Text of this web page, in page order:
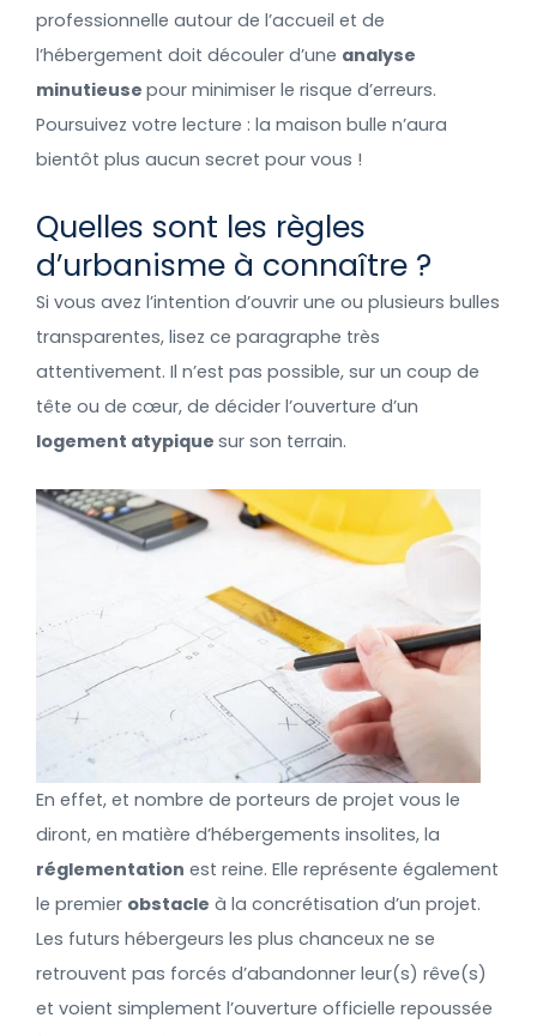
professionnelle autour de l’accueil et de
l’hébergement doit découler d’une analyse
minutieuse pour minimiser le risque d’erreurs.
Poursuivez votre lecture : la maison bulle n’aura
bientôt plus aucun secret pour vous !
Quelles sont les règles
d’urbanisme à connaître ?
Si vous avez l’intention d’ouvrir une ou plusieurs bulles
transparentes, lisez ce paragraphe très
attentivement. Il n’est pas possible, sur un coup de
tête ou de cœur, de décider l’ouverture d’un
logement atypique sur son terrain.
En effet, et nombre de porteurs de projet vous le
diront, en matière d’hébergements insolites, la
réglementation est reine. Elle représente également
le premier obstacle à la concrétisation d’un projet.
Les futurs hébergeurs les plus chanceux ne se
retrouvent pas forcés d’abandonner leur(s) rêve(s)
et voient simplement l’ouverture officielle repoussée